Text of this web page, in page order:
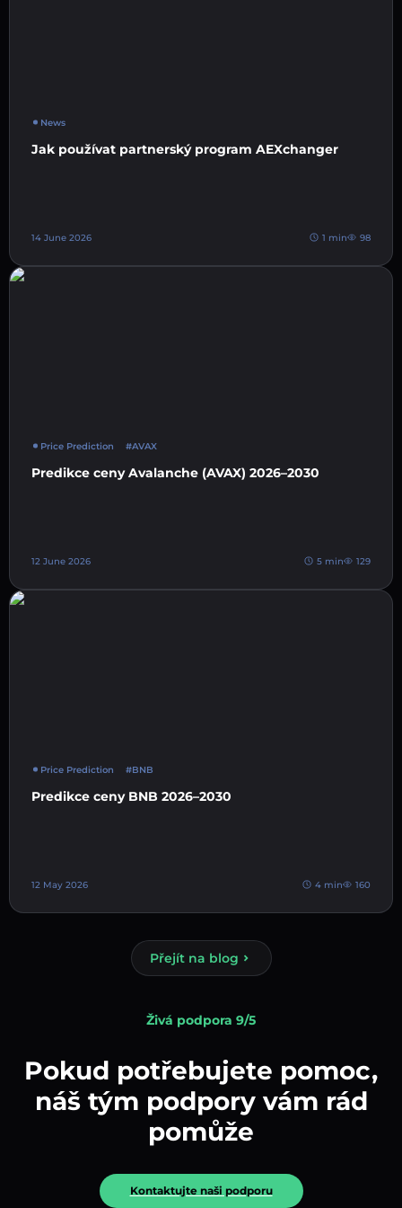
News
Jak používat partnerský program AEXchanger
14 June 2026 1 min 98
Price Prediction #AVAX
Predikce ceny Avalanche (AVAX) 2026–2030
12 June 2026 5 min 129
Price Prediction #BNB
Predikce ceny BNB 2026–2030
12 May 2026 4 min 160
Přejít na blog
Živá podpora 9/5
Pokud potřebujete pomoc,
náš tým podpory vám rád
pomůže
Kontaktujte naši podporu